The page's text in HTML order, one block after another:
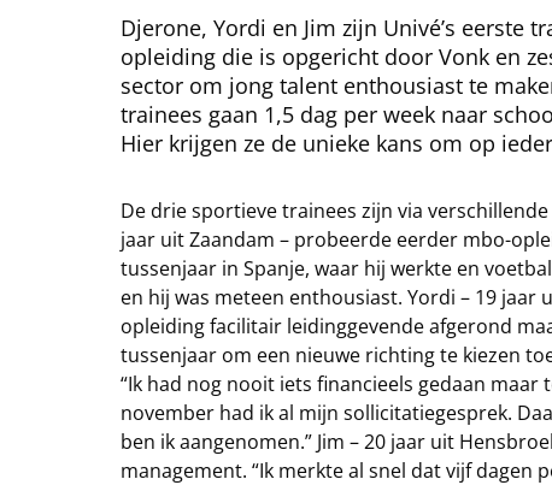
Djerone, Yordi en Jim zijn Univé’s eerste
opleiding die is opgericht door Vonk en
sector om jong talent enthousiast te
trainees gaan 1,5 dag per week naar
Hier krijgen ze de unieke kans om op
De drie sportieve trainees zijn via
jaar uit Zaandam – probeerde eerder mbo-
tussenjaar in Spanje, waar hij werkte en
en hij was meteen enthousiast. Yordi – 19 jaar
opleiding facilitair leidinggevende afgerond
tussenjaar om een nieuwe richting te kiezen
“Ik had nog nooit iets financieels gedaan maar
november had ik al mijn sollicitatiegesprek.
ben ik aangenomen.” Jim – 20 jaar uit
management. “Ik merkte al snel dat vijf dagen